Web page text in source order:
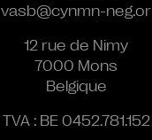
vasb@cynmn-neg.or
12 rue de Nimy
7000 Mons
Belgique
TVA : BE 0452.781.152